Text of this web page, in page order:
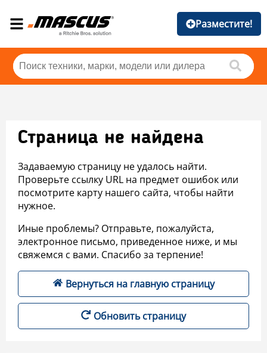
Разместите!
Страница не найдена
Задаваемую страницу не удалось найти.
Проверьте ссылку URL на предмет ошибок или
посмотрите карту нашего сайта, чтобы найти
нужное.
Иные проблемы? Отправьте, пожалуйста,
электронное письмо, приведенное ниже, и мы
свяжемся с вами. Спасибо за терпение!
Вернуться на главную страницу
Обновить страницу